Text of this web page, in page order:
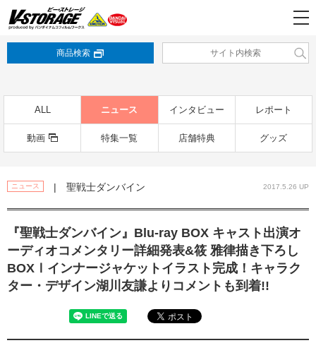
商品検索
ALL ニュース インタビュー レポート
動画 特集一覧 店舗特典 グッズ
ニュース | 聖戦士ダンバイン 2017.5.26 UP
『聖戦士ダンバイン』Blu-ray BOX キャスト出演オ
ーディオコメンタリー詳細発表&筱 雅律描き下ろし
BOXⅠインナージャケットイラスト完成！キャラク
ター・デザイン湖川友謙よりコメントも到着!!